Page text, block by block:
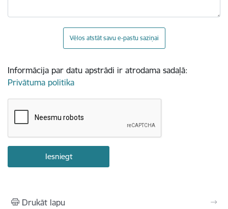
Vēlos atstāt savu e-pastu saziņai
Informācija par datu apstrādi ir atrodama sadaļā:
Privātuma politika
Drukāt lapu